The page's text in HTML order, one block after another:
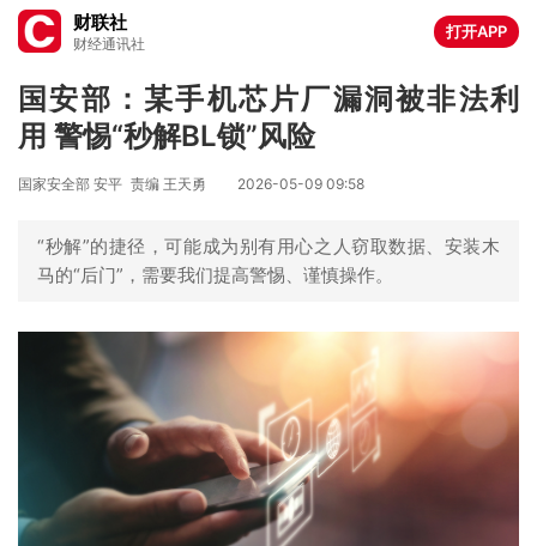
财联社
财经通讯社
打开APP
国安部：某手机芯片厂漏洞被非法利
用 警惕“秒解BL锁”风险
国家安全部 安平 责编 王天勇 2026-05-09 09:58
“秒解”的捷径，可能成为别有用心之人窃取数据、安装木
马的“后门”，需要我们提高警惕、谨慎操作。